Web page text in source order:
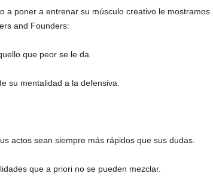
a poner a entrenar su músculo creativo le
and Founders:
que peor se le da.
su mentalidad a la defensiva.
actos sean siempre más rápidos que sus dudas.
que a priori no se pueden mezclar.